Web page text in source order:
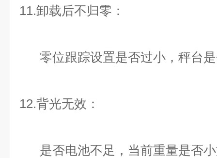
11.卸载后不归零：
零位跟踪设置是否过小，秤台是
12.背光无效：
是否电池不足，当前重量是否小